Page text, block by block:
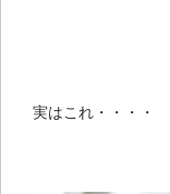
実はこれ・・・・